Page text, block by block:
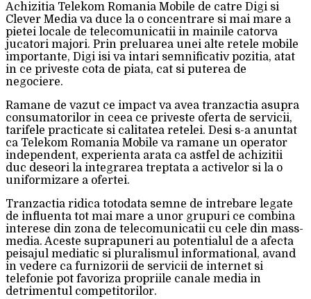
Achizitia Telekom Romania Mobile de catre Digi si
Clever Media va duce la o concentrare si mai mare a
pietei locale de telecomunicatii in mainile catorva
jucatori majori. Prin preluarea unei alte retele mobile
importante, Digi isi va intari semnificativ pozitia, atat
in ce priveste cota de piata, cat si puterea de
negociere.
Ramane de vazut ce impact va avea tranzactia asupra
consumatorilor in ceea ce priveste oferta de servicii,
tarifele practicate si calitatea retelei. Desi s-a anuntat
ca Telekom Romania Mobile va ramane un operator
independent, experienta arata ca astfel de achizitii
duc deseori la integrarea treptata a activelor si la o
uniformizare a ofertei.
Tranzactia ridica totodata semne de intrebare legate
de influenta tot mai mare a unor grupuri ce combina
interese din zona de telecomunicatii cu cele din mass-
media. Aceste suprapuneri au potentialul de a afecta
peisajul mediatic si pluralismul informational, avand
in vedere ca furnizorii de servicii de internet si
telefonie pot favoriza propriile canale media in
detrimentul competitorilor.